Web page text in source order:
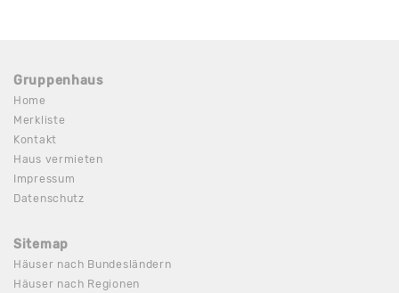
Gruppenhaus
Home
Merkliste
Kontakt
Haus vermieten
Impressum
Datenschutz
Sitemap
Häuser nach Bundesländern
Häuser nach Regionen